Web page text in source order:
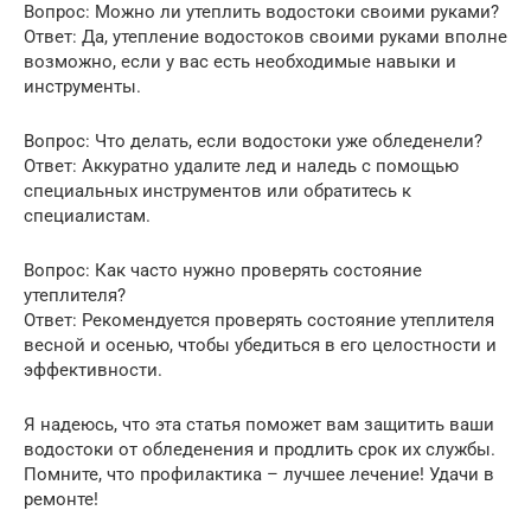
Вопрос: Можно ли утеплить водостоки своими руками?
Ответ: Да, утепление водостоков своими руками вполне
возможно, если у вас есть необходимые навыки и
инструменты.
Вопрос: Что делать, если водостоки уже обледенели?
Ответ: Аккуратно удалите лед и наледь с помощью
специальных инструментов или обратитесь к
специалистам.
Вопрос: Как часто нужно проверять состояние
утеплителя?
Ответ: Рекомендуется проверять состояние утеплителя
весной и осенью, чтобы убедиться в его целостности и
эффективности.
Я надеюсь, что эта статья поможет вам защитить ваши
водостоки от обледенения и продлить срок их службы.
Помните, что профилактика – лучшее лечение! Удачи в
ремонте!